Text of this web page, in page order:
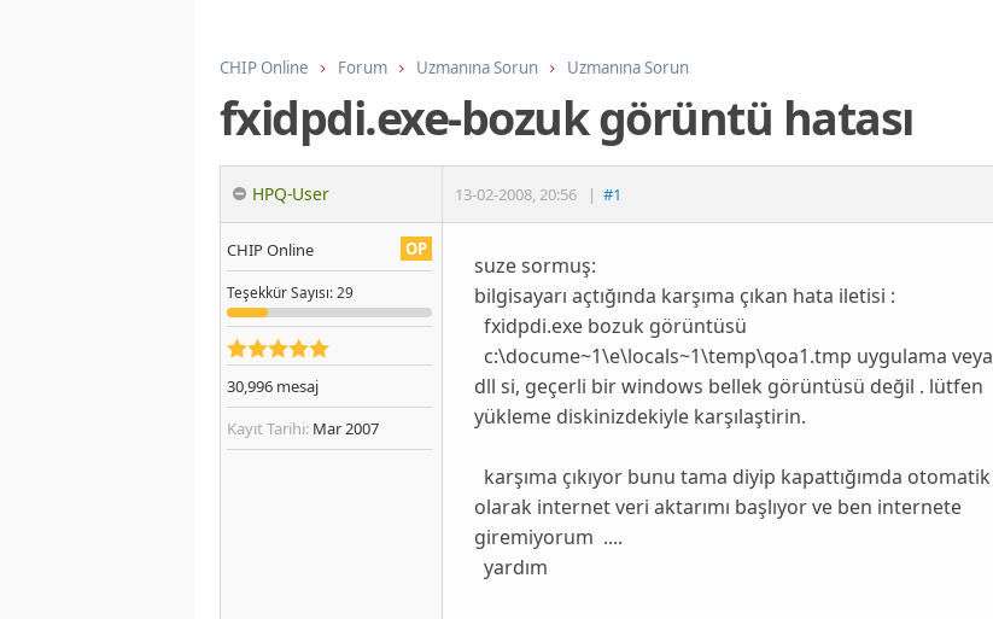
CHIP Online Forum Uzmanına Sorun Uzmanına Sorun
fxidpdi.exe-bozuk görüntü hatası
HPQ-User 13-02-2008,20:56 | #1
OP
CHIP Online
TeşekkürSayısı: 29
30,996 mesaj
Kayıt Tarihi: Mar 2007
suze sormuş:
bilgisayarı açtığında karşıma çıkan hata iletisi :
fxidpdi.exe bozuk görüntüsü
c:\docume~1\e\locals~1\temp\qoa1.tmp uygulama veya
dll si, geçerli bir windows bellek görüntüsü değil . lütfen
yükleme diskinizdekiyle karşılaştirin.
karşıma çıkıyor bunu tama diyip kapattığımda otomatik
olarak internet veri aktarımı başlıyor ve ben internete
giremiyorum ....
yardım